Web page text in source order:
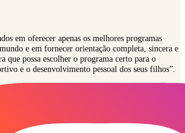
em oferecer apenas os melhores programas
e em fornecer orientação completa, sincera e
que possa escolher o programa certo para o
e o desenvolvimento pessoal dos seus filhos”.